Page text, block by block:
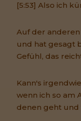
[5:53] Also ich
Auf der anderen
und hat gesagt
Gefühl, das
Kann's
wenn ich so am
denen geht und